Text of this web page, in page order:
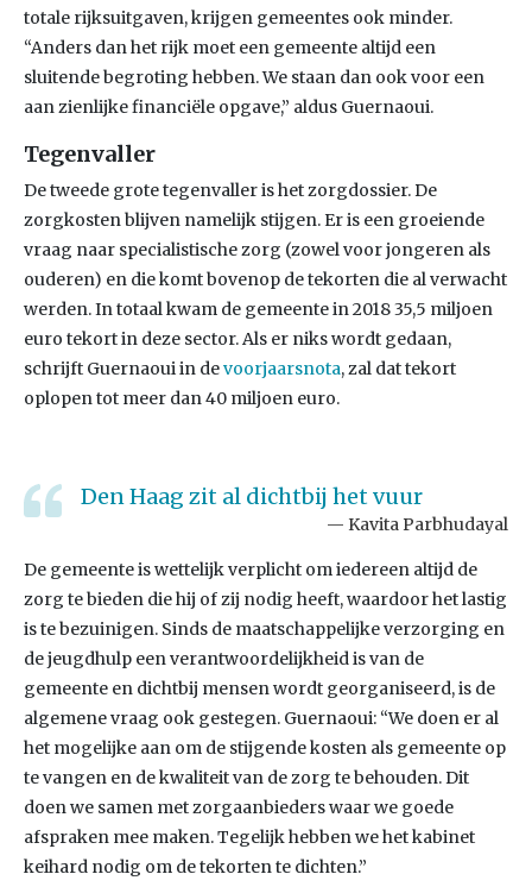
totale rijksuitgaven, krijgen gemeentes ook minder.
“Anders dan het rijk moet een gemeente altijd een
sluitende begroting hebben. We staan dan ook voor een
aan zienlijke financiële opgave,” aldus Guernaoui.
Tegenvaller
De tweede grote tegenvaller is het zorgdossier. De
zorgkosten blijven namelijk stijgen. Er is een groeiende
vraag naar specialistische zorg (zowel voor jongeren als
ouderen) en die komt bovenop de tekorten die al verwacht
werden. In totaal kwam de gemeente in 2018 35,5 miljoen
euro tekort in deze sector. Als er niks wordt gedaan,
schrijft Guernaoui in devoorjaarsnota, zal dat tekort
oplopen tot meer dan 40 miljoen euro.
Den Haag zit al dichtbij het vuur
Kavita Parbhudayal
De gemeente is wettelijk verplicht om iedereen altijd de
zorg te bieden die hij of zij nodig heeft, waardoor het lastig
is te bezuinigen. Sinds de maatschappelijke verzorging en
de jeugdhulp een verantwoordelijkheid is van de
gemeente en dichtbij mensen wordt georganiseerd, is de
algemene vraag ook gestegen. Guernaoui: “We doen er al
het mogelijke aan om de stijgende kosten als gemeente op
te vangen en de kwaliteit van de zorg te behouden. Dit
doen we samen met zorgaanbieders waar we goede
afspraken mee maken. Tegelijk hebben we het kabinet
keihard nodig om de tekorten te dichten.”